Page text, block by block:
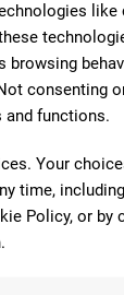
like
browsing
consenting
and functions.
Your
time, including
Policy, or by